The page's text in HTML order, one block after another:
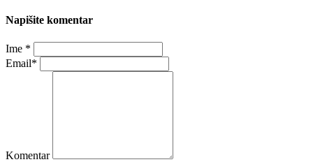
Napišite komentar
Ime *
Email*
Komentar